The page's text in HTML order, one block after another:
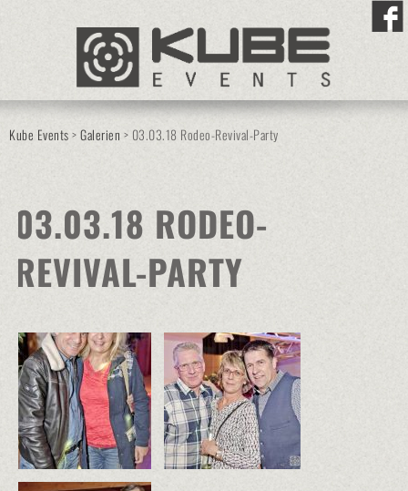
Kube Events>Galerien > 03.03.18 Rodeo-Revival-Party
03.03.18 RODEO-
REVIVAL-PARTY